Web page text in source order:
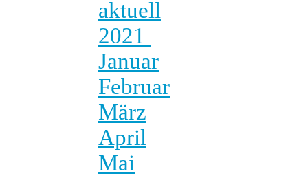
aktuell
2021
Januar
Februar
März
April
Mai